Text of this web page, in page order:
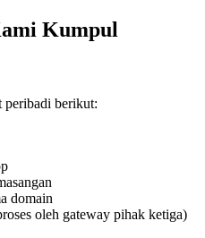
Kumpul
berikut:
domain
oleh gateway pihak ketiga)